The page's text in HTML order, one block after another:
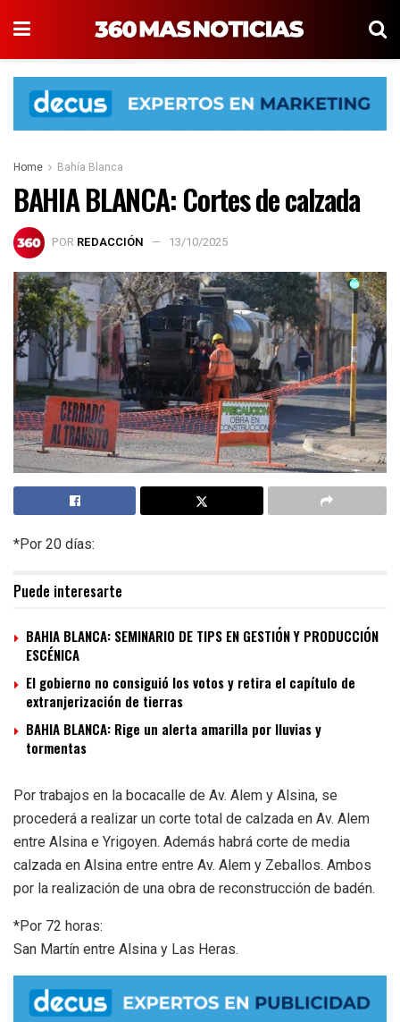
Home Bahía Blanca
BAHIA BLANCA: Cortes de calzada
POR REDACCIÓN 13/10/2025
*Por 20 días:
Puede interesarte
BAHIA BLANCA: SEMINARIO DE TIPS EN GESTIÓN Y PRODUCCIÓN
ESCÉNICA
El gobierno no consiguió los votos y retira el capítulo de
extranjerización de tierras
BAHIA BLANCA: Rige un alerta amarilla por lluvias y
tormentas
Por trabajos en la bocacalle de Av. Alem y Alsina, se
procederá a realizar un corte total de calzada en Av. Alem
entre Alsina e Yrigoyen. Además habrá corte de media
calzada en Alsina entre entre Av. Alem y Zeballos. Ambos
por la realización de una obra de reconstrucción de badén.
*Por 72 horas:
San Martín entre Alsina y Las Heras.